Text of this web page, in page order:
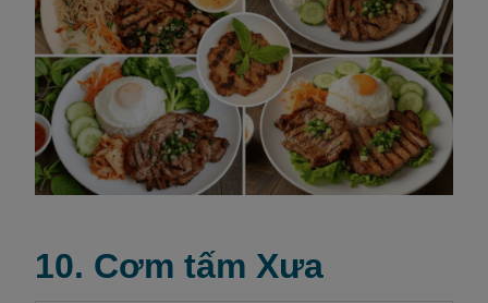
10. Cơm tấm Xưa